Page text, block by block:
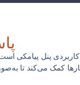
کاربردی پنل پیامکی
کمک می‌کند تا